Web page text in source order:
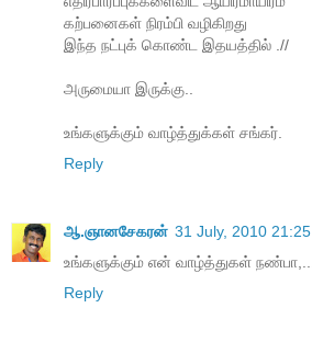
கற்பனைகள் நிரம்பி வழிகிறது
இந்த நட்புக் கொண்ட இதயத்தில் .//
அருமையா இருக்கு..
உங்களுக்கும் வாழ்த்துக்கள் சங்கர்.
Reply
ஆ.ஞானசேகரன் 31 July, 2010 21:25
உங்களுக்கும் என் வாழ்த்துகள் நண்பா,...
Reply